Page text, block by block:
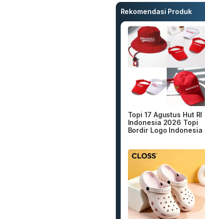
Rekomendasi Produk
Topi 17 Agustus Hut RI
Indonesia 2026 Topi
Bordir Logo Indonesia